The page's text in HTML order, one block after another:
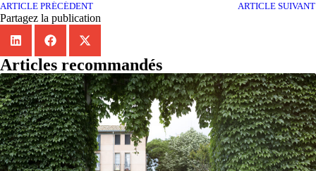
ARTICLE PRÉCÉDENT ARTICLE SUIVANT
Partagez la publication
Articles recommandés